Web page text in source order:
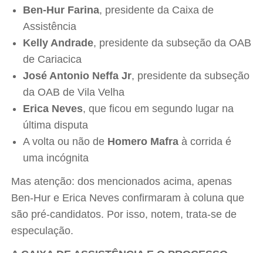
Ben-Hur Farina, presidente da Caixa de
Assistência
Kelly Andrade, presidente da subseção da OAB
de Cariacica
José Antonio Neffa Jr, presidente da subseção
da OAB de Vila Velha
Erica Neves, que ficou em segundo lugar na
última disputa
A volta ou não de Homero Mafra à corrida é
uma incógnita
Mas atenção: dos mencionados acima, apenas
Ben-Hur e Erica Neves confirmaram à coluna que
são pré-candidatos. Por isso, notem, trata-se de
especulação.